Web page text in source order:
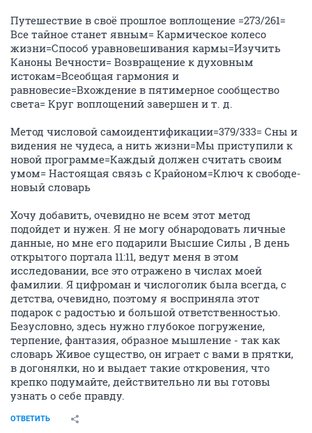
Путешествие в своё прошлое воплощение =273/261=
Все тайное станет явным= Кармическое колесо
жизни=Способ уравновешивания кармы=Изучить
Каноны Вечности= Возвращение к духовным
истокам=Всеобщая гармония и
равновесие=Вхождение в пятимерное сообщество
света= Круг воплощений завершен и т. д.
Метод числовой самоидентификации=379/333= Сны и
видения не чудеса, а нить жизни=Мы приступили к
новой программе=Каждый должен считать своим
умом= Настоящая связь с Крайоном=Ключ к свободе-
новый словарь
Хочу добавить, очевидно не всем этот метод
подойдет и нужен. Я не могу обнародовать личные
данные, но мне его подарили Высшие Силы , В день
открытого портала 11:11, ведут меня в этом
исследовании, все это отражено в числах моей
фамилии. Я цифроман и числоголик была всегда, с
детства, очевидно, поэтому я восприняла этот
подарок с радостью и большой ответственностью.
Безусловно, здесь нужно глубокое погружение,
терпение, фантазия, образное мышление - так как
словарь Живое существо, он играет с вами в прятки,
в догонялки, но и выдает такие откровения, что
крепко подумайте, действительно ли вы готовы
узнать о себе правду.
ОТВЕТИТЬ